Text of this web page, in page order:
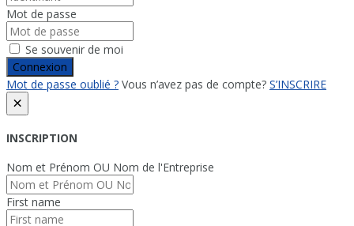
Mot de passe
Se souvenir de moi
Connexion
Mot de passe oublié ? Vous n’avez pas de compte? S’INSCRIRE
×
INSCRIPTION
Nom et Prénom OU Nom de l'Entreprise
First name